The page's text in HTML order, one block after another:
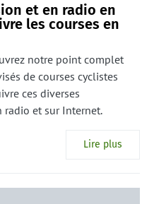
et en radio en
les courses en
notre point complet
de courses cyclistes
ces diverses
et sur Internet.
Lire plus